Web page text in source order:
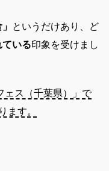
というだけあり、ど
いる印象を受けまし
ェス（千葉県）」で
ます。